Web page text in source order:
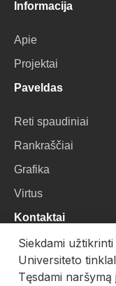
Informacija
Apie
Projektai
Paveldas
Reti spaudiniai
Rankraščiai
Grafika
Virtus
Kontaktai
VU Biblioteka
Universiteto g. 3,
Siekdami
Universiteto
Tęsdami